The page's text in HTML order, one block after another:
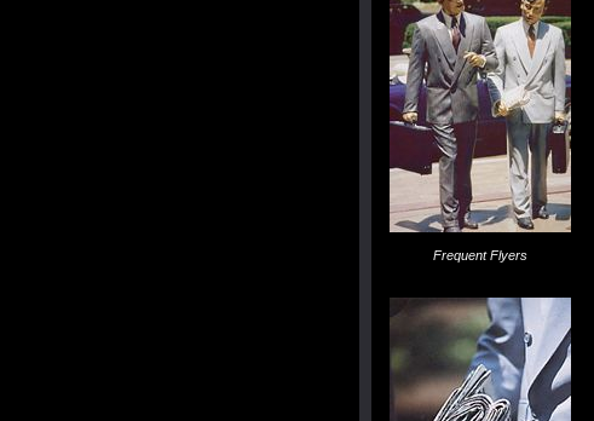
Frequent Flyers